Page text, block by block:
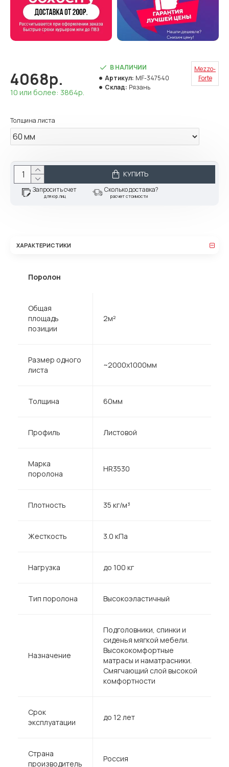
4068р.
10 или более: 3864р.
В НАЛИЧИИ
Артикул: MF-347540
Склад: Рязань
Mezzo-
Forte
Толщина листа
КУПИТЬ
Запросить счет
для юр.лиц
Сколько доставка?
расчет стоимости
ХАРАКТЕРИСТИКИ
Поролон
Общая
площадь
позиции
2м²
Размер одного
листа
~2000х1000мм
Толщина 60мм
Профиль Листовой
Марка
поролона
HR3530
Плотность 35 кг/м³
Жесткость 3.0 кПа
Нагрузка до 100 кг
Тип поролона Высокоэластичный
Назначение
Подголовники, спинки и
сиденья мягкой мебели.
Высококомфортные
матрасы и наматрасники.
Смягчающий слой высокой
комфортности
Срок
эксплуатации
до 12 лет
Страна
производитель
Россия